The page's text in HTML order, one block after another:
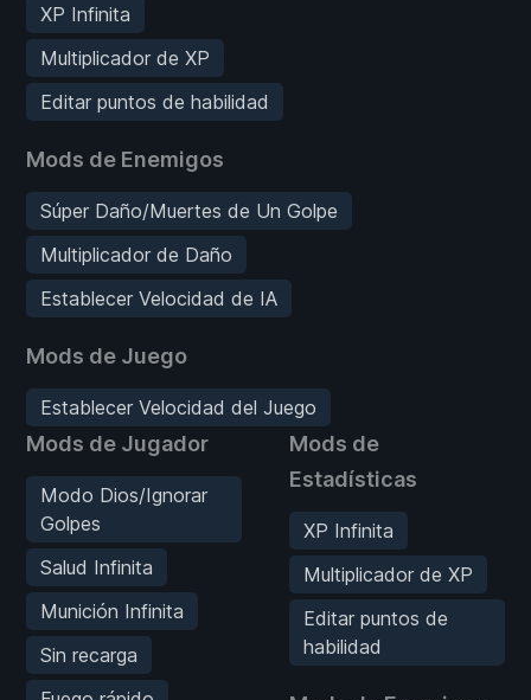
XP Infinita
Multiplicador de XP
Editar puntos de habilidad
Mods de Enemigos
Súper Daño/Muertes de Un Golpe
Multiplicador de Daño
Establecer Velocidad de IA
Mods de Juego
Establecer Velocidad del Juego
Mods de Jugador
Modo Dios/Ignorar
Golpes
Salud Infinita
Munición Infinita
Sin recarga
Mods de
Estadísticas
XP Infinita
Multiplicador de XP
Editar puntos de
habilidad